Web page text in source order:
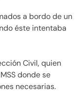
a bordo de un
éste intentaba
Civil, quien
donde se
necesarias.